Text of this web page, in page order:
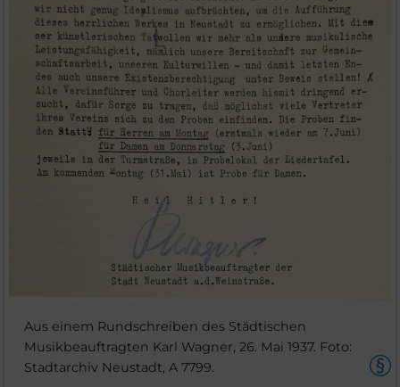
Aus einem Rundschreiben des Städtischen
Musikbeauftragten Karl Wagner, 26. Mai 1937. Foto:
Stadtarchiv Neustadt, A 7799.